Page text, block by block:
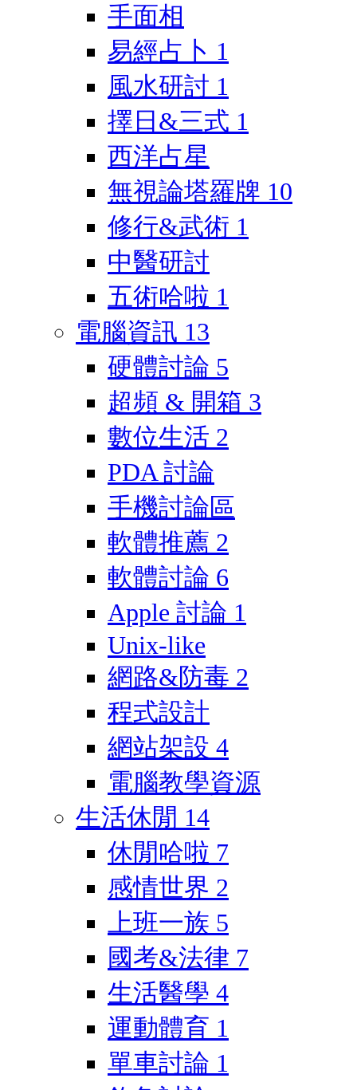
手面相
易經占卜 1
風水研討 1
擇日&三式 1
西洋占星
無視論塔羅牌 10
修行&武術 1
中醫研討
五術哈啦 1
電腦資訊 13
硬體討論 5
超頻 & 開箱 3
數位生活 2
PDA 討論
手機討論區
軟體推薦 2
軟體討論 6
Apple 討論 1
Unix-like
網路&防毒 2
程式設計
網站架設 4
電腦教學資源
生活休閒 14
休閒哈啦 7
感情世界 2
上班一族 5
國考&法律 7
生活醫學 4
運動體育 1
單車討論 1